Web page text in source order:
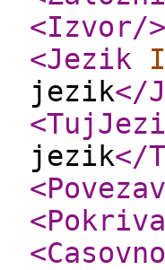
<Izvor/>
<Jezik
jezik</
jezik</